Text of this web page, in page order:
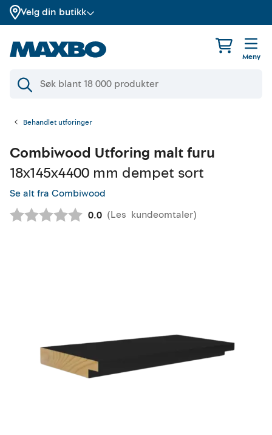
Velg din butikk
Meny
Behandlet utforinger
Combiwood Utforing malt furu
18x145x4400 mm dempet sort
Se alt fra Combiwood
Gjennomsnittskarakter:
0.0 (Les kundeomtaler)